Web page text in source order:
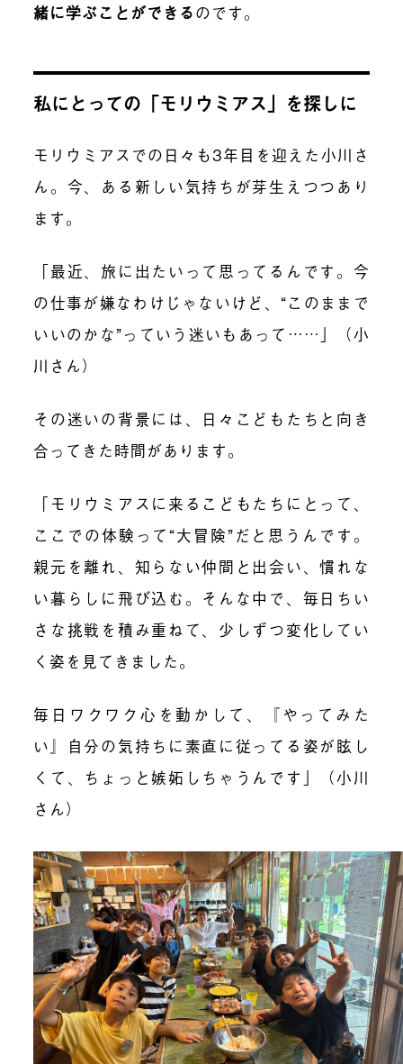
緒に学ぶことができるのです。
私にとっての「モリウミアス」を探しに
モリウミアスでの日々も3年目を迎えた小川さ
ん。今、ある新しい気持ちが芽生えつつあり
ます。
「最近、旅に出たいって思ってるんです。今
の仕事が嫌なわけじゃないけど、“このままで
いいのかな”っていう迷いもあって……」（小
川さん）
その迷いの背景には、日々こどもたちと向き
合ってきた時間があります。
「モリウミアスに来るこどもたちにとって、
ここでの体験って“大冒険”だと思うんです。
親元を離れ、知らない仲間と出会い、慣れな
い暮らしに飛び込む。そんな中で、毎日ちい
さな挑戦を積み重ねて、少しずつ変化してい
く姿を見てきました。
毎日ワクワク心を動かして、『やってみた
い』自分の気持ちに素直に従ってる姿が眩し
くて、ちょっと嫉妬しちゃうんです」（小川
さん）